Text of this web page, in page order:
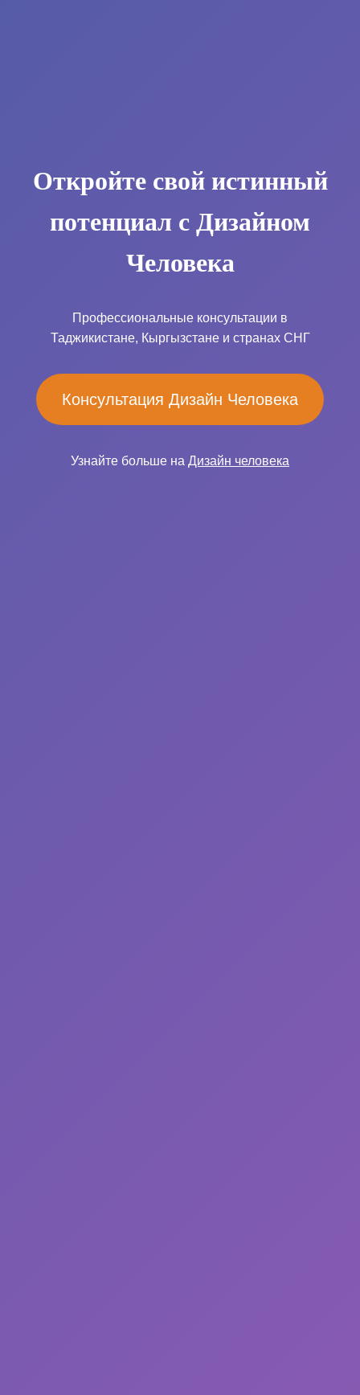
Откройте свой истинный
потенциал с Дизайном
Человека
Профессиональные консультации в
Таджикистане, Кыргызстане и странах СНГ
Консультация Дизайн Человека
Узнайте больше на Дизайн человека